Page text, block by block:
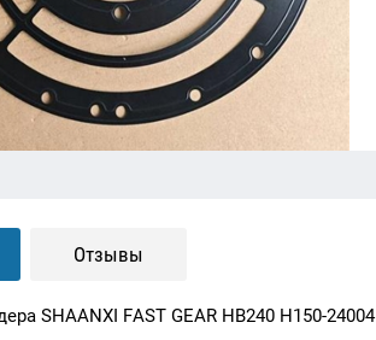
Отзывы
SHAANXI FAST GEAR HB240 H150-24004